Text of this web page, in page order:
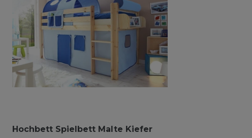
Hochbett Spielbett Malte Kiefer